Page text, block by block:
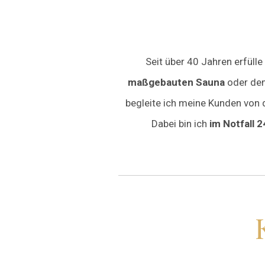
Seit über 40 Jahren
maßgebauten Saunaoder
begleite ich meine Kunden
Dabei bin ich im Notfall